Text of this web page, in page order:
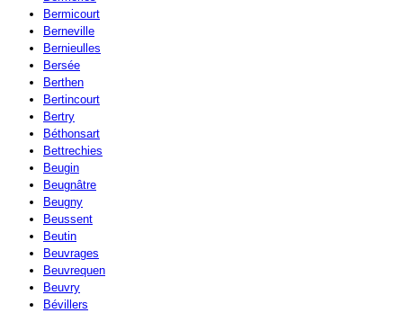
Bermicourt
Berneville
Bernieulles
Bersée
Berthen
Bertincourt
Bertry
Béthonsart
Bettrechies
Beugin
Beugnâtre
Beugny
Beussent
Beutin
Beuvrages
Beuvrequen
Beuvry
Bévillers